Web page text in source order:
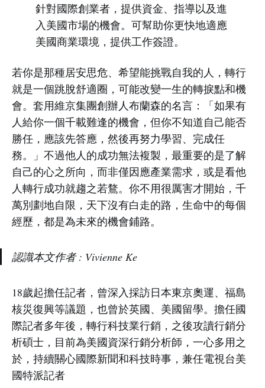
針對國際創業者，提供資金、指導以及進
入美國市場的機會。可幫助你更快地適應
美國商業環境，提供工作簽證。
若你是那種居安思危、希望能挑戰自我的人，轉行
就是一個跳脫舒適圈，可能改變一生的轉捩點和機
會。套用維京集團創辦人布蘭森的名言：「如果有
人給你一個千載難逢的機會，但你不知道自己能否
勝任，應該先答應，然後再努力學習、完成任
務。」不過他人的成功無法複製，最重要的是了解
自己的心之所向，而非僅因應產業需求，或是看他
人轉行成功就趨之若鶩。你不用很厲害才開始，千
萬別劃地自限，天下沒有白走的路，生命中的每個
經歷，都是為未來的機會鋪路。
認識本文作者 : Vivienne Ke
18歲起擔任記者，曾深入採訪日本東京奧運、福島
核災復興等議題，也曾於英國、美國留學。擔任國
際記者多年後，轉行科技業行銷，之後攻讀行銷分
析碩士，目前為美國資深行銷分析師，一心多用之
於，持續關心國際新聞和科技時事，兼任電視台美
國特派記者